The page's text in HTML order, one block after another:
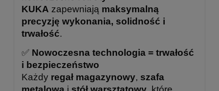
KUKA zapewniają maksymalną
precyzję wykonania, solidność i
trwałość.
✅ Nowoczesna technologia = trwałość
i bezpieczeństwo
Każdy regał magazynowy, szafa